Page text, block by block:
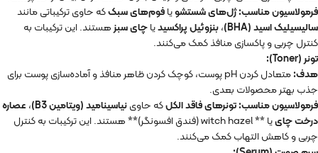
فرمولاسیون مناسب:ژل‌های شستشویافوم‌های سبککه حاوی ترکیباتی مانند
سالیسیلیک اسید (BHA)
،بنزوئیل پراکسیدیاچای سبز هستند. این ترکیبات به
کنترل چربی و پاکسازی منافذ کمک می‌کنند.
تونر (Toner):
هدف:
متعادل کردن pH پوست، کوچک کردن ظاهر منافذ و آماده‌سازی پوست برای
جذب بهتر محصولات بعدی.
فرمولاسیون مناسب:تونرهای فاقد الکلکه حاوینیاسینامید (ویتامین B3) ، عصاره
درخت چای
یا ** witch hazel (فندق افسونگر)** هستند. این ترکیبات به کنترل
چربی و کاهش التهاب کمک می‌کنند.